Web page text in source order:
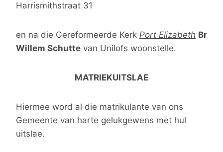
Harrismithstraat 31
en na die Gereformeerde Kerk Port Elizabeth Br
Willem Schutte van Unilofs woonstelle.
MATRIEKUITSLAE
Hiermee word al die matrikulante van ons
Gemeente van harte gelukgewens met hul
uitslae.